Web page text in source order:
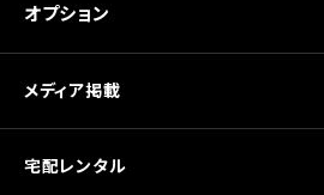
オプション
メディア掲載
宅配レンタル